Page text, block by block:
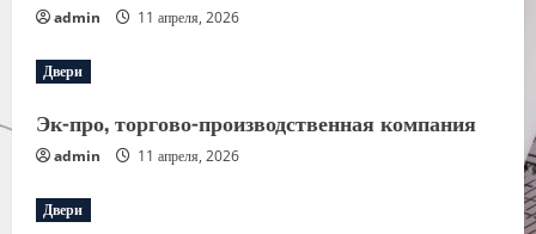
admin 11 апреля, 2026
Двери
Эк-про, торгово-производственная компания
admin 11 апреля, 2026
Двери